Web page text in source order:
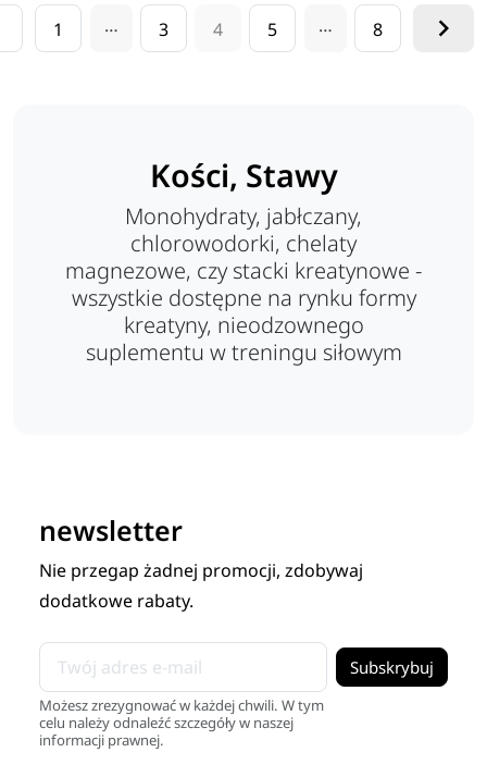
1 … 3 4 5 … 8 
Kości, Stawy
Monohydraty, jabłczany,
chlorowodorki, chelaty
magnezowe, czy stacki kreatynowe -
wszystkie dostępne na rynku formy
kreatyny, nieodzownego
suplementu w treningu siłowym
newsletter
Nie przegap żadnej promocji, zdobywaj
dodatkowe rabaty.
Możesz zrezygnować w każdej chwili. W tym
celu należy odnaleźć szczegóły w naszej
informacji prawnej.